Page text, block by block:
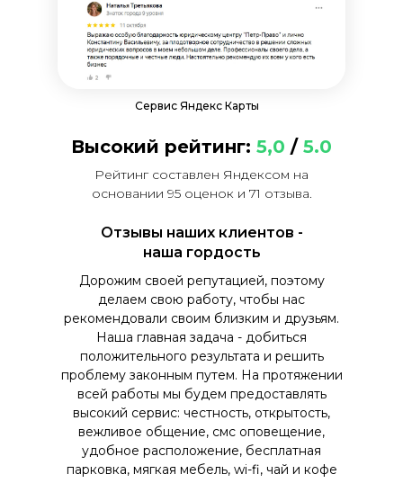
Высокий рейтинг: 5,0 / 5.0
Рейтинг составлен Яндексом на
основании 95 оценок и 71 отзыва.
Дорожим своей репутацией, поэтому
делаем свою работу, чтобы нас
рекомендовали своим близким и друзьям.
Наша главная задача - добиться
положительного результата и решить
проблему законным путем. На протяжении
всей работы мы будем предоставлять
высокий сервис: честность, открытость,
вежливое общение, смс оповещение,
удобное расположение, бесплатная
парковка, мягкая мебель, wi-fi, чай и кофе
Отзывы наших клиентов -
наша гордость
Сервис Яндекс Карты